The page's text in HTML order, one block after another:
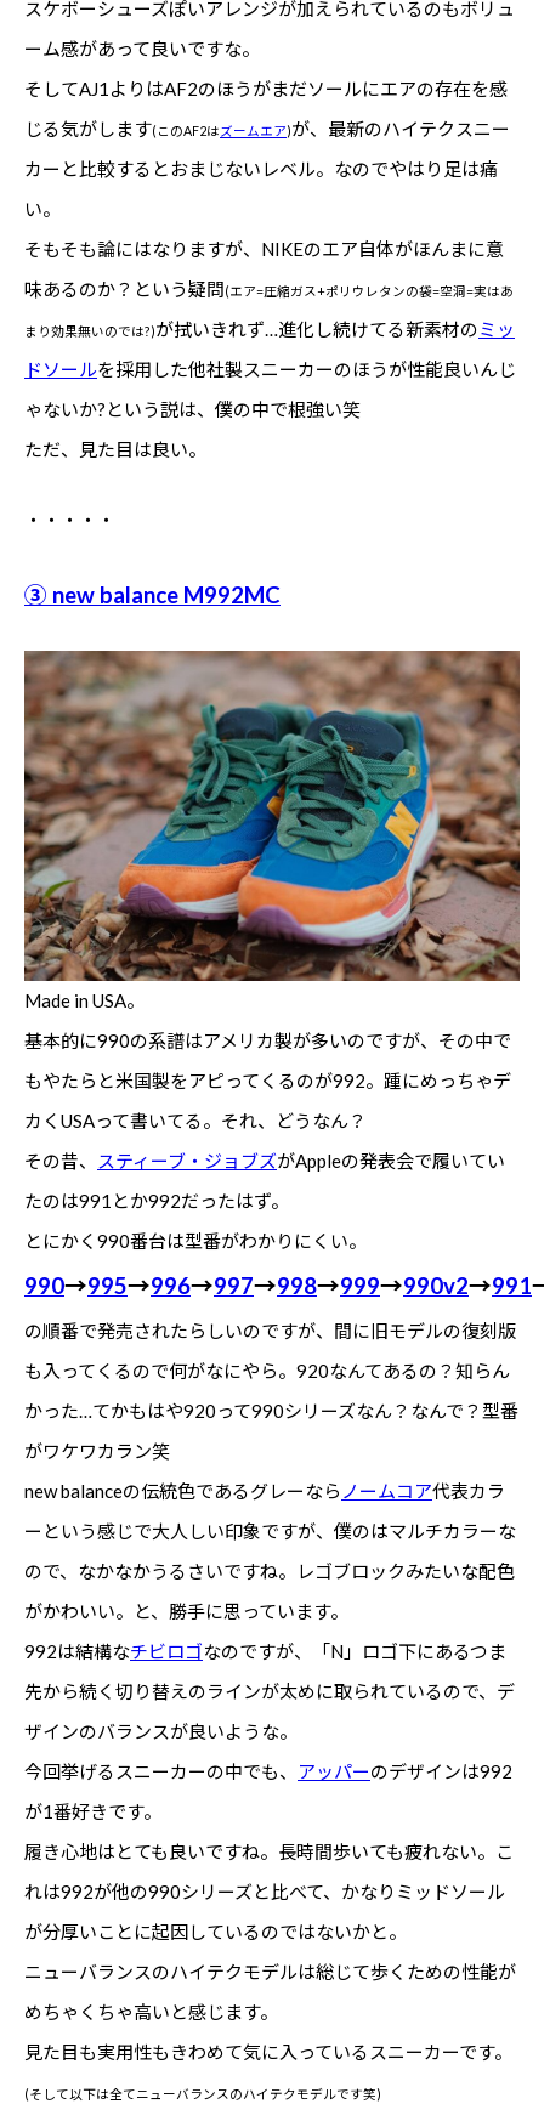
スケボーシューズぽいアレンジが加えられているのもボリュ
ーム感があって良いですな。
そしてAJ1よりはAF2のほうがまだソールにエアの存在を感
じる気がします(このAF2はズームエア)が、最新のハイテクスニー
カーと比較するとおまじないレベル。なのでやはり足は痛
い。
そもそも論にはなりますが、NIKEのエア自体がほんまに意
味あるのか？という疑問(エア=圧縮ガス+ポリウレタンの袋=空洞=実はあ
まり効果無いのでは?)が拭いきれず…進化し続けてる新素材のミッ
ドソールを採用した他社製スニーカーのほうが性能良いんじ
ゃないか?という説は、僕の中で根強い笑
ただ、見た目は良い。
・・・・・
③ new balance M992MC
Made in USA。
基本的に990の系譜はアメリカ製が多いのですが、その中で
もやたらと米国製をアピってくるのが992。踵にめっちゃデ
カくUSAって書いてる。それ、どうなん？
その昔、
スティーブ・ジョブズがAppleの発表会で履いてい
たのは991とか992だったはず。
とにかく990番台は型番がわかりにくい。
990→995→996→997→998→999→990v2→991
の順番で発売されたらしいのですが、間に旧モデルの復刻版
も入ってくるので何がなにやら。920なんてあるの？知らん
かった…てかもはや920って990シリーズなん？なんで？型番
がワケワカラン笑
new balanceの伝統色であるグレーなら ノームコア代表カラ
ーという感じで大人しい印象ですが、僕のはマルチカラーな
ので、なかなかうるさいですね。レゴブロックみたいな配色
がかわいい。と、勝手に思っています。
992は結構なチビロゴなのですが、「N」ロゴ下にあるつま
先から続く切り替えのラインが太めに取られているので、デ
ザインのバランスが良いような。
今回挙げるスニーカーの中でも、
アッパーのデザインは992
が1番好きです。
履き心地はとても良いですね。長時間歩いても疲れない。こ
れは992が他の990シリーズと比べて、かなりミッドソール
が分厚いことに起因しているのではないかと。
ニューバランスのハイテクモデルは総じて歩くための性能が
めちゃくちゃ高いと感じます。
見た目も実用性もきわめて気に入っているスニーカーです。
(そして以下は全てニューバランスのハイテクモデルです笑)